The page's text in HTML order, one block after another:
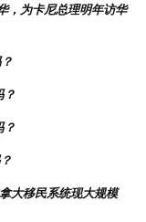
，为卡尼总理明年访华
？
？
大移民系统现大规模